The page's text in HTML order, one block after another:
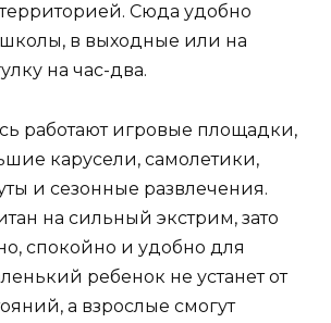
Сюда удобно
в выходные или на
на час-два.
работают игровые площадки,
карусели, самолетики,
и сезонные развлечения.
на сильный экстрим, зато
спокойно и удобно для
ребенок не устанет от
а взрослые смогут